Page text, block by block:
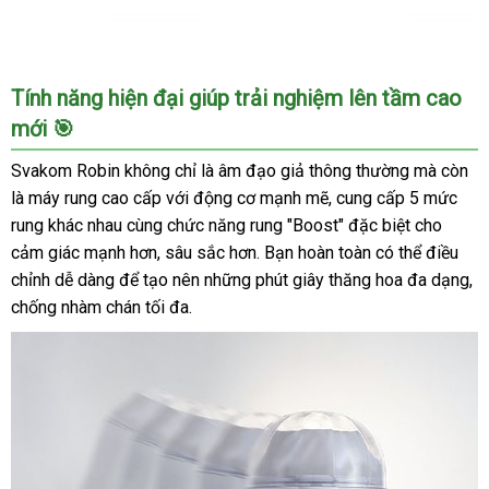
đạo
giả
cao
cấp
Svakom
Robin
rung
mạnh
siêu
Tính năng hiện đại giúp trải nghiệm lên tầm cao
mới 🎯
Svakom Robin không chỉ là âm đạo giả thông thường mà còn
là máy rung cao cấp với động cơ mạnh mẽ, cung cấp 5 mức
rung khác nhau cùng chức năng rung "Boost" đặc biệt cho
cảm giác mạnh hơn, sâu sắc hơn. Bạn hoàn toàn có thể điều
chỉnh dễ dàng để tạo nên những phút giây thăng hoa đa dạng,
chống nhàm chán tối đa.